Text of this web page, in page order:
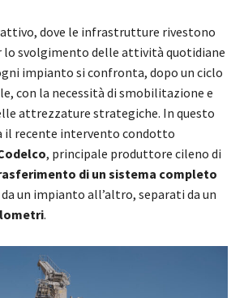
dove le infrastrutture rivestono
lo svolgimento delle attività quotidiane
impianto si confronta, dopo un ciclo
con la necessità di smobilitazione e
attrezzature strategiche. In questo
il recente intervento condotto
, principale produttore cileno di
di un sistema completo
da un impianto all’altro, separati da un
.